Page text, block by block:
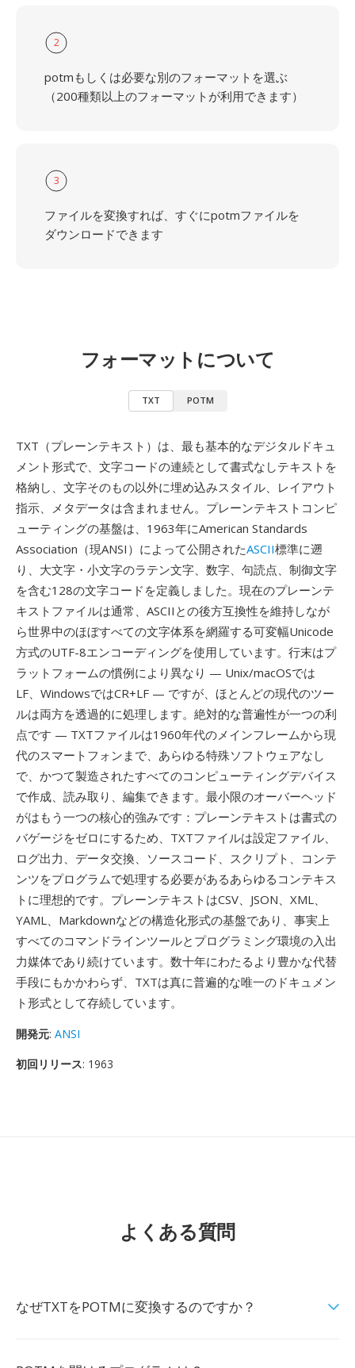
2
potmもしくは必要な別のフォーマットを選ぶ
（200種類以上のフォーマットが利用できます）
3
ファイルを変換すれば、すぐにpotmファイルを
ダウンロードできます
フォーマットについて
TXT POTM
TXT（プレーンテキスト）は、最も基本的なデジタルドキュ
メント形式で、文字コードの連続として書式なしテキストを
格納し、文字そのもの以外に埋め込みスタイル、レイアウト
指示、メタデータは含まれません。プレーンテキストコンピ
ューティングの基盤は、1963年にAmerican Standards
Association（現ANSI）によって公開されたASCII標準に遡
り、大文字・小文字のラテン文字、数字、句読点、制御文字
を含む128の文字コードを定義しました。現在のプレーンテ
キストファイルは通常、ASCIIとの後方互換性を維持しなが
ら世界中のほぼすべての文字体系を網羅する可変幅Unicode
方式のUTF-8エンコーディングを使用しています。行末はプ
ラットフォームの慣例により異なり — Unix/macOSでは
LF、WindowsではCR+LF — ですが、ほとんどの現代のツー
ルは両方を透過的に処理します。絶対的な普遍性が一つの利
点です — TXTファイルは1960年代のメインフレームから現
代のスマートフォンまで、あらゆる特殊ソフトウェアなし
で、かつて製造されたすべてのコンピューティングデバイス
で作成、読み取り、編集できます。最小限のオーバーヘッド
がはもう一つの核心的強みです：プレーンテキストは書式の
バゲージをゼロにするため、TXTファイルは設定ファイル、
ログ出力、データ交換、ソースコード、スクリプト、コンテ
ンツをプログラムで処理する必要があるあらゆるコンテキス
トに理想的です。プレーンテキストはCSV、JSON、XML、
YAML、Markdownなどの構造化形式の基盤であり、事実上
すべてのコマンドラインツールとプログラミング環境の入出
力媒体であり続けています。数十年にわたるより豊かな代替
手段にもかかわらず、TXTは真に普遍的な唯一のドキュメン
ト形式として存続しています。
開発元: ANSI
初回リリース: 1963
よくある質問
なぜTXTをPOTMに変換するのですか？